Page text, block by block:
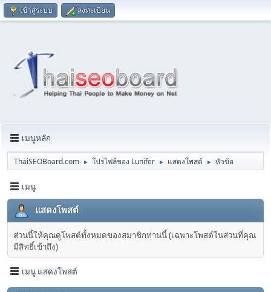
เข้าสู่ระบบ ลงทะเบียน
เมนูหลัก
ThaiSEOBoard.com ► โปรไฟล์ของ Lunifer ► แสดงโพสต์ ► หัวข้อ
เมนู
แสดงโพสต์
ส่วนนี้ให้คุณดูโพสต์ทั้งหมดของสมาชิกท่านนี้ (เฉพาะโพสต์ในส่วนที่คุณ
มีสิทธิ์เข้าถึง)
เมนู แสดงโพสต์